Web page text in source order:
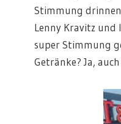
Stimmung
Lenny Kravitz und
super Stimmung
Getränke? Ja,